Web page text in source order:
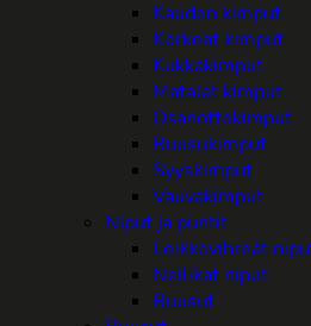
Kauden kimput
Korkeat kimput
Kukkakimput
Matalat kimput
Osanottokimput
Ruusukimput
Syyskimput
Vauvakimput
Niput ja puntit
Leikkovihreät
Neilikat niput
Ruusut